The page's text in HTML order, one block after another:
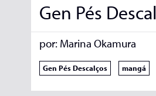
Gen Pés
por: Marina Okamura
Gen Pés Descalços mangá